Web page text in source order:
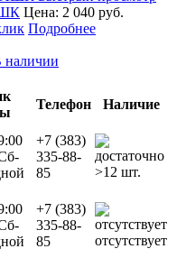
Цена: 2 040 руб.
Подробнее
наличии
Телефон
Наличие
+7 (383)
335-88-
85
>12 шт.
+7 (383)
335-88-
85
отсутствует